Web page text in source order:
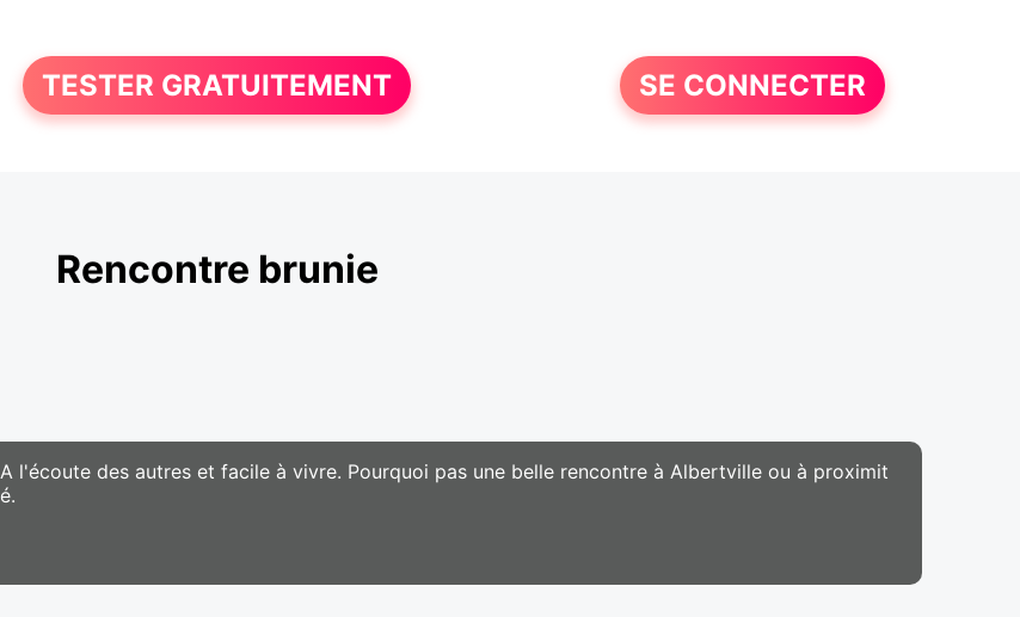
TESTER GRATUITEMENT SE CONNECTER
Rencontre brunie
A l'écoute des autres et facile à vivre. Pourquoi pas une belle rencontre à Albertville ou à proximit
é.